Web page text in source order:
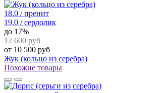
18.0 / пренит
19.0 / сердолик
до 17%
12 600 руб
от 10 500 руб
Жук (кольцо из серебра)
Похожие товары